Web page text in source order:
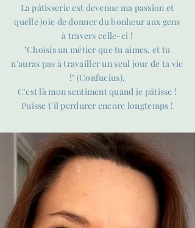
La pâtisserie est devenue ma passion et
quelle joie de donner du bonheur aux gens
à travers celle-ci !
"Choisis un métier que tu aimes, et tu
n'auras pas à travailler un seul jour de ta vie
!" (Confucius).
C'est là mon sentiment quand je pâtisse !
Puisse t'il perdurer encore longtemps !